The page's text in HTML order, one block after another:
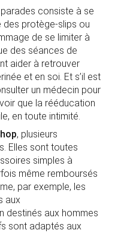
consiste à se
protège-slips ou
de se limiter à
des séances de
aider à retrouver
et en soi. Et s’il est
un médecin pour
que la rééducation
en toute intimité.
, plusieurs
Elles sont toutes
simples à
même remboursés
par exemple, les
aux
destinés aux hommes
sont adaptés aux